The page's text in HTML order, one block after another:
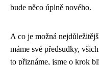
bude něco úplně nového.
A co je možná
máme své předsudky,
to přiznáme, jsme o krok